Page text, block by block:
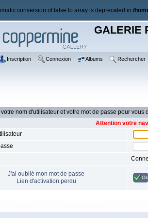
conversion of false to array is deprecated in /
GALERIE
Inscription Connexion Albums Rechercher
votre nom d'utilisateur et votre mot de passe pour vous
Attention votre
J'ai oublié mon mot de passe
Lien d'activation perdu
Ok